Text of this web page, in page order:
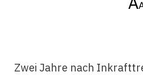
Zwei Jahre nach